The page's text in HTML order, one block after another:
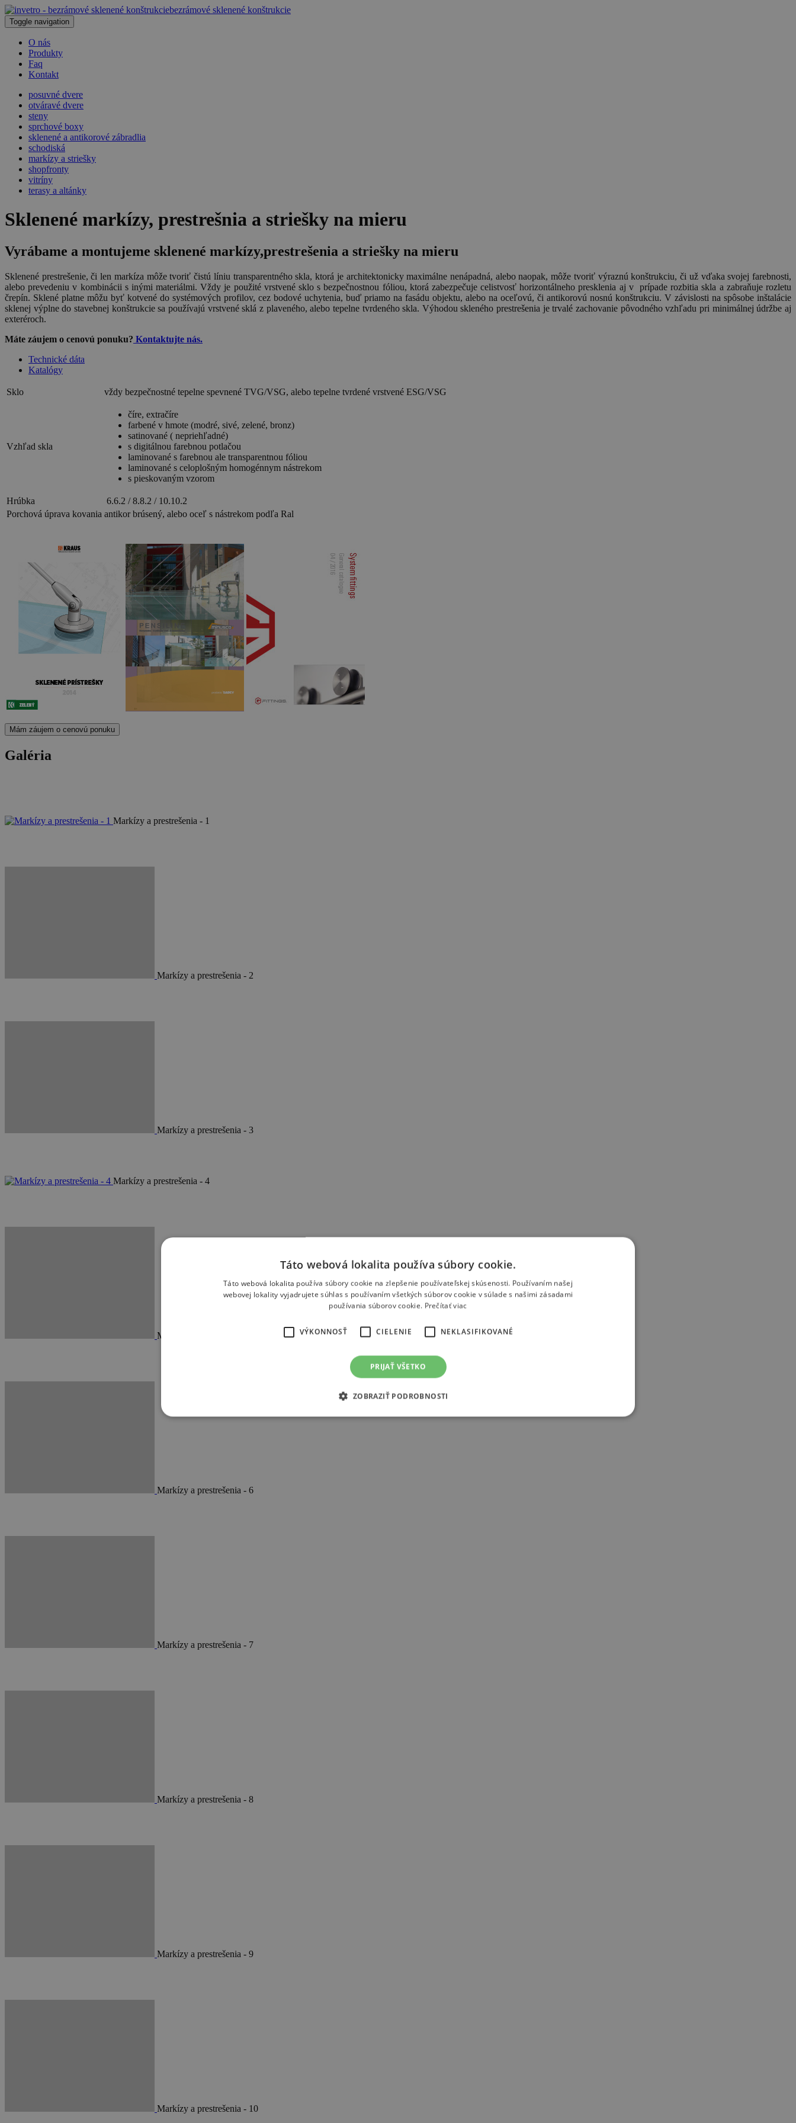
bezrámové sklenené konštrukcie
Toggle navigation
O nás
Produkty
Faq
Kontakt
posuvné dvere
otváravé dvere
steny
sprchové boxy
sklenené a antikorové zábradlia
schodiská
markízy a striešky
shopfronty
vitríny
terasy a altánky
Sklenené markízy, prestrešnia a striešky na mieru
Vyrábame a montujeme sklenené markízy,prestrešenia a striešky na mieru
Sklenené prestrešenie, či len markíza môže tvoriť čistú líniu transparentného skla, ktorá je architektonicky maximálne nenápadná, alebo naopak, môže tvoriť výraznú konštrukciu, či už vďaka svojej farebnosti,
alebo prevedeniu v kombinácii s inými materiálmi. Vždy je použité vrstvené sklo s bezpečnostnou fóliou, ktorá zabezpečuje celistvosť horizontálneho presklenia aj v prípade rozbitia skla a zabraňuje rozletu
črepín. Sklené platne môžu byť kotvené do systémových profilov, cez bodové uchytenia, buď priamo na fasádu objektu, alebo na oceľovú, či antikorovú nosnú konštrukciu. V závislosti na spôsobe inštalácie
sklenej výplne do stavebnej konštrukcie sa používajú vrstvené sklá z plaveného, alebo tepelne tvrdeného skla. Výhodou skleného prestrešenia je trvalé zachovanie pôvodného vzhľadu pri minimálnej údržbe aj
exteréroch.
Máte záujem o cenovú ponuku? Kontaktujte nás.
Technické dáta
Katalógy
Sklo vždy bezpečnostné tepelne spevnené TVG/VSG, alebo tepelne tvrdené vrstvené ESG/VSG
Vzhľad skla
číre, extračíre
farbené v hmote (modré, sivé, zelené, bronz)
satinované ( nepriehľadné)
s digitálnou farebnou potlačou
laminované s farebnou ale transparentnou fóliou
laminované s celoplošným homogénnym nástrekom
s pieskovaným vzorom
Hrúbka
6.6.2 / 8.8.2 / 10.10.2
Porchová úprava kovania antikor brúsený, alebo oceľ s nástrekom podľa Ral
Mám záujem o cenovú ponuku
Galéria
Markízy a prestrešenia - 1
Markízy a prestrešenia - 2
Markízy a prestrešenia - 3
Markízy a prestrešenia - 4
Markízy a prestrešenia - 5
Markízy a prestrešenia - 6
Markízy a prestrešenia - 7
Markízy a prestrešenia - 8
Markízy a prestrešenia - 9
Markízy a prestrešenia - 10
Táto webová lokalita používa súbory cookie.
Táto webová lokalita používa súbory cookie na zlepšenie používateľskej skúsenosti. Používaním našej
webovej lokality vyjadrujete súhlas s používaním všetkých súborov cookie v súlade s našimi zásadami
používania súborov cookie. Prečítať viac
VÝKONNOSŤ CIELENIE NEKLASIFIKOVANÉ
PRIJAŤ VŠETKO
ZOBRAZIŤ PODROBNOSTI